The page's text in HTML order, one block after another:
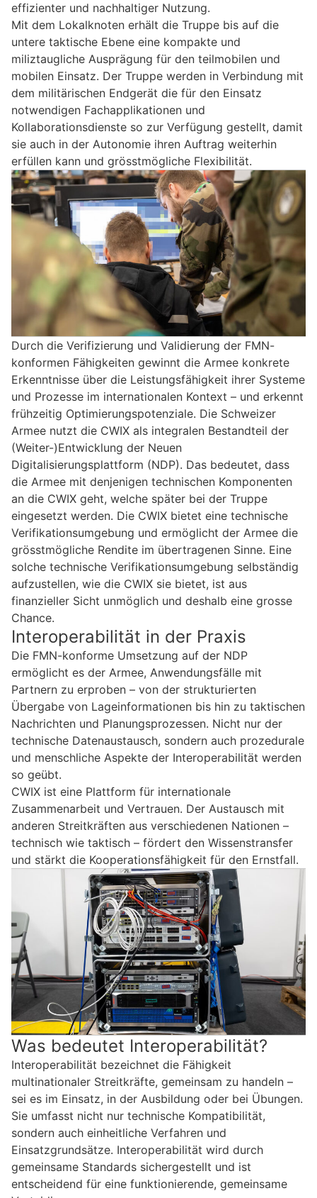
effizienter und nachhaltiger Nutzung.
Mit dem Lokalknoten erhält die Truppe bis auf die
untere taktische Ebene eine kompakte und
miliztaugliche Ausprägung für den teilmobilen und
mobilen Einsatz. Der Truppe werden in Verbindung mit
dem militärischen Endgerät die für den Einsatz
notwendigen Fachapplikationen und
Kollaborationsdienste so zur Verfügung gestellt, damit
sie auch in der Autonomie ihren Auftrag weiterhin
erfüllen kann und grösstmögliche Flexibilität.
Durch die Verifizierung und Validierung der FMN-
konformen Fähigkeiten gewinnt die Armee konkrete
Erkenntnisse über die Leistungsfähigkeit ihrer Systeme
und Prozesse im internationalen Kontext – und erkennt
frühzeitig Optimierungspotenziale. Die Schweizer
Armee nutzt die CWIX als integralen Bestandteil der
(Weiter-)Entwicklung der Neuen
Digitalisierungsplattform (NDP). Das bedeutet, dass
die Armee mit denjenigen technischen Komponenten
an die CWIX geht, welche später bei der Truppe
eingesetzt werden. Die CWIX bietet eine technische
Verifikationsumgebung und ermöglicht der Armee die
grösstmögliche Rendite im übertragenen Sinne. Eine
solche technische Verifikationsumgebung selbständig
aufzustellen, wie die CWIX sie bietet, ist aus
finanzieller Sicht unmöglich und deshalb eine grosse
Chance.
Interoperabilität in der Praxis
Die FMN-konforme Umsetzung auf der NDP
ermöglicht es der Armee, Anwendungsfälle mit
Partnern zu erproben – von der strukturierten
Übergabe von Lageinformationen bis hin zu taktischen
Nachrichten und Planungsprozessen. Nicht nur der
technische Datenaustausch, sondern auch prozedurale
und menschliche Aspekte der Interoperabilität werden
so geübt.
CWIX ist eine Plattform für internationale
Zusammenarbeit und Vertrauen. Der Austausch mit
anderen Streitkräften aus verschiedenen Nationen –
technisch wie taktisch – fördert den Wissenstransfer
und stärkt die Kooperationsfähigkeit für den Ernstfall.
Was bedeutet Interoperabilität?
Interoperabilität bezeichnet die Fähigkeit
multinationaler Streitkräfte, gemeinsam zu handeln –
sei es im Einsatz, in der Ausbildung oder bei Übungen.
Sie umfasst nicht nur technische Kompatibilität,
sondern auch einheitliche Verfahren und
Einsatzgrundsätze. Interoperabilität wird durch
gemeinsame Standards sichergestellt und ist
entscheidend für eine funktionierende, gemeinsame